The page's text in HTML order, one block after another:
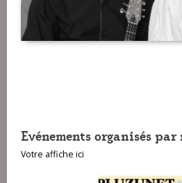
Evénements organisés
Votre affiche ici